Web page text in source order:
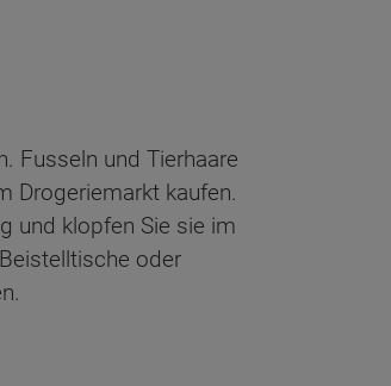
Fusseln und Tierhaare
Drogeriemarkt kaufen.
und klopfen Sie sie im
oder